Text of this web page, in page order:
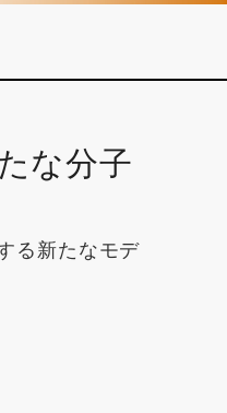
な分子
る新たなモデ